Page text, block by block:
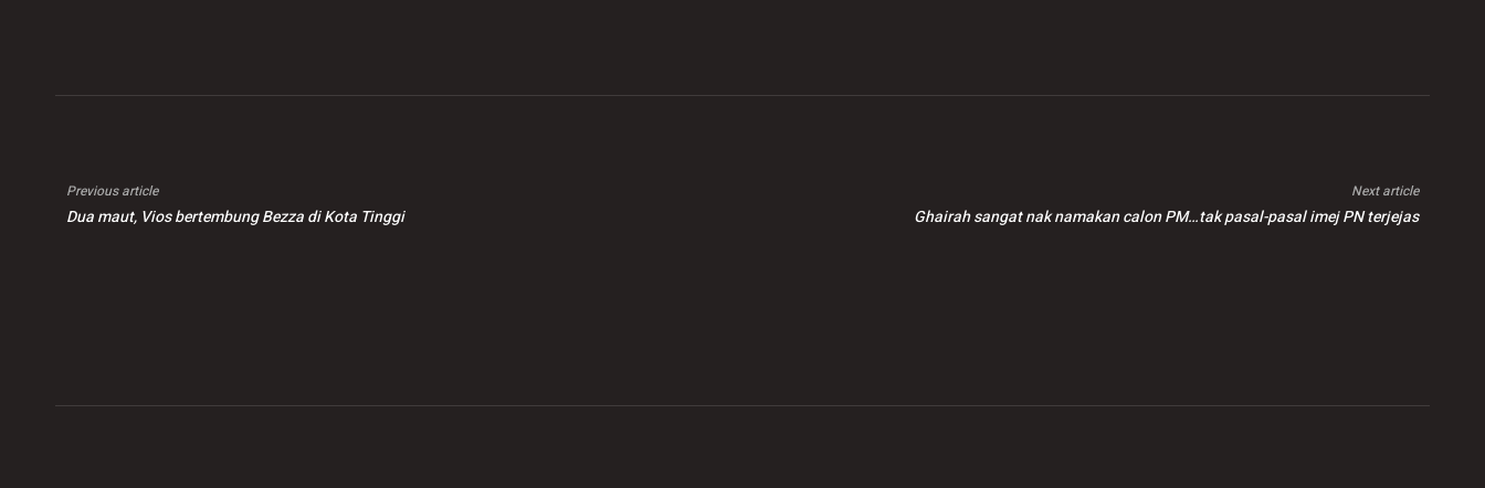
Previous article
Dua maut, Vios bertembung Bezza di Kota Tinggi
Next article
Ghairah sangat nak namakan calon PM…tak pasal-pasal imej PN terjejas